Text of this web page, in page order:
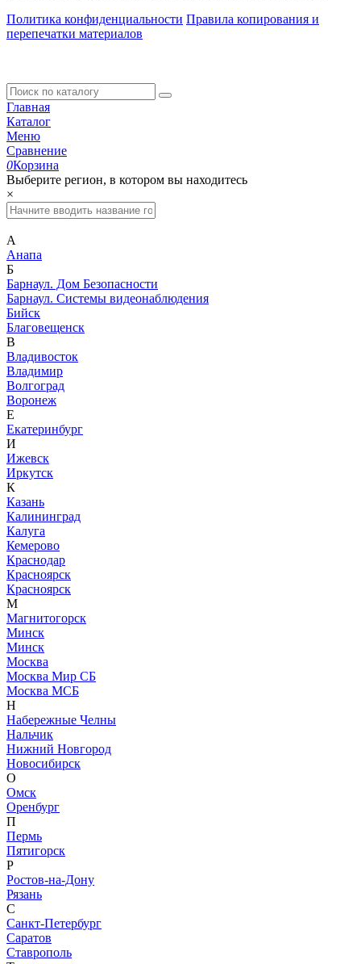
Политика конфиденциальности Правила копирования и
перепечатки материалов
Главная
Каталог
Меню
Сравнение
0Корзина
Выберите регион, в котором вы находитесь
×
А
Анапа
Б
Барнаул. Дом Безопасности
Барнаул. Системы видеонаблюдения
Бийск
Благовещенск
В
Владивосток
Владимир
Волгоград
Воронеж
Е
Екатеринбург
И
Ижевск
Иркутск
К
Казань
Калининград
Калуга
Кемерово
Краснодар
Красноярск
Красноярск
М
Магнитогорск
Минск
Минск
Москва
Москва Мир СБ
Москва МСБ
Н
Набережные Челны
Нальчик
Нижний Новгород
Новосибирск
О
Омск
Оренбург
П
Пермь
Пятигорск
Р
Ростов-на-Дону
Рязань
С
Санкт-Петербург
Саратов
Ставрополь